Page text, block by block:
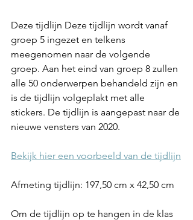
Deze tijdlijn Deze tijdlijn wordt vanaf
groep 5 ingezet en telkens
meegenomen naar de volgende
groep. Aan het eind van groep 8 zullen
alle 50 onderwerpen behandeld zijn en
is de tijdlijn volgeplakt met alle
stickers. De tijdlijn is aangepast naar de
nieuwe vensters van 2020.
Bekijk hier een voorbeeld van de tijdlijn
Afmeting tijdlijn: 197,50 cm x 42,50 cm
Om de tijdlijn op te hangen in de klas